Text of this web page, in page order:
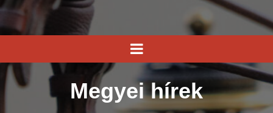
Megyei hírek